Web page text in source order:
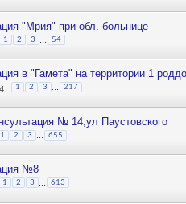
"Мрия" при обл. больнице
1 2 3 54
в "Гамета" на территории 1
1 2 3 217
№ 14,ул Паустовского
1 2 3 655
№8
1 2 3 613